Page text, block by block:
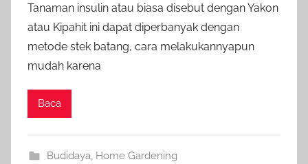
Tanaman insulin atau biasa disebut dengan Yakon
atau Kipahit ini dapat diperbanyak dengan
metode stek batang, cara melakukannyapun
mudah karena
Baca
Budidaya Home Gardening